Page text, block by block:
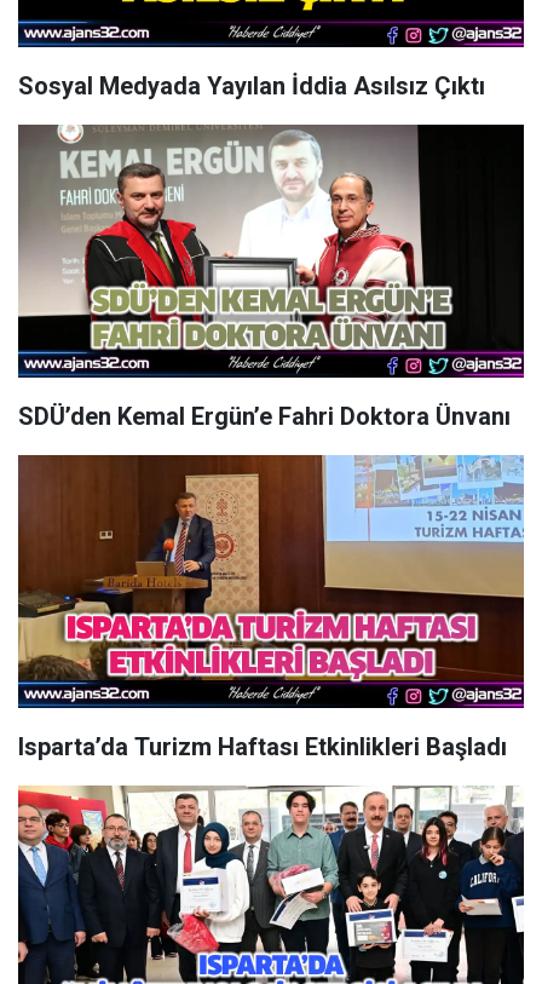
Sosyal Medyada Yayılan İddia Asılsız Çıktı
SDÜ’den Kemal Ergün’e Fahri Doktora Ünvanı
Isparta’da Turizm Haftası Etkinlikleri Başladı